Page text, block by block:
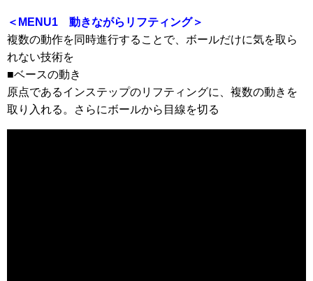
＜MENU1 動きながらリフティング＞
複数の動作を同時進行することで、ボールだけに気を取ら
れない技術を
■ベースの動き
原点であるインステップのリフティングに、複数の動きを
取り入れる。さらにボールから目線を切る